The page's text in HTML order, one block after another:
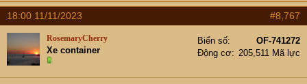
18:00 11/11/2023 #8,767
RosemaryCherry
Xe container
Biển số
OF-741272
Động cơ
205,511 Mã lực